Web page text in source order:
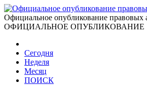
Официальное опубликование правовых
ОФИЦИАЛЬНОЕ ОПУБЛИКОВАНИЕ
Сегодня
Неделя
Месяц
ПОИСК